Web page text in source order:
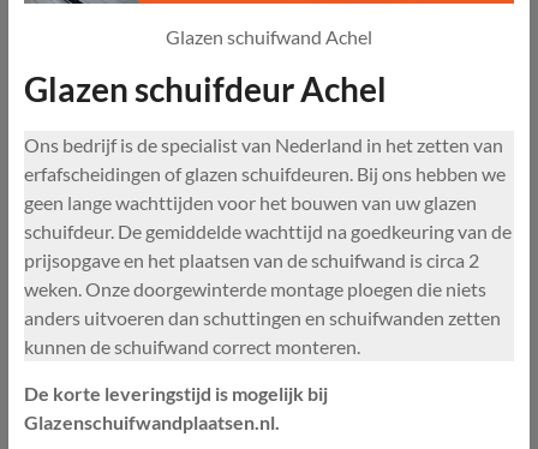
Glazen schuifwand Achel
Glazen schuifdeur Achel
Ons bedrijf is de specialist van Nederland in het zetten van
erfafscheidingen of glazen schuifdeuren. Bij ons hebben we
geen lange wachttijden voor het bouwen van uw glazen
schuifdeur. De gemiddelde wachttijd na goedkeuring van de
prijsopgave en het plaatsen van de schuifwand is circa 2
weken. Onze doorgewinterde montage ploegen die niets
anders uitvoeren dan schuttingen en schuifwanden zetten
kunnen de schuifwand correct monteren.
De korte leveringstijd is mogelijk bij
Glazenschuifwandplaatsen.nl.